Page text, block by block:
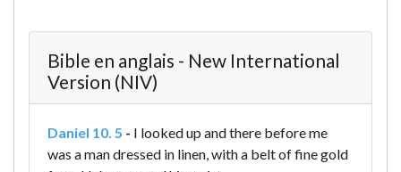
Bible en anglais - New International
Version (NIV)
Daniel 10. 5 - I looked up and there before me
was a man dressed in linen, with a belt of fine gold